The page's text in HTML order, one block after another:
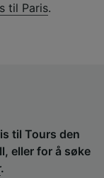
til Paris.
til Tours den
eller for å søke
.